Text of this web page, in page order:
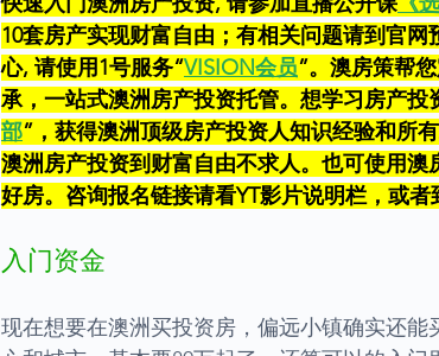
10套房产实现财富自由；有相关问题请到官网
心, 请使用1号服务“VISION会员”。澳房策帮
承，一站式澳洲房产投资托管。想学习房产
部”，获得澳洲顶级房产投资人知识经验和所
澳洲房产投资到财富自由不求人。也可使用澳
好房。咨询报名链接请看YT影片说明栏，或
入门资金
现在想要在澳洲买投资房，偏远小镇确实还